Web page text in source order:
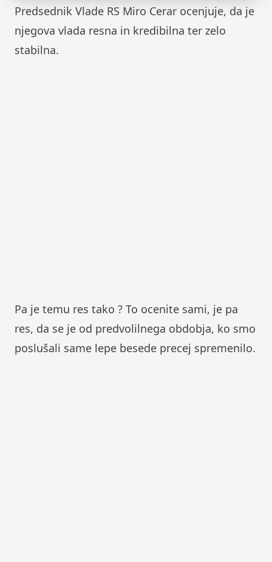
Predsednik Vlade RS Miro Cerar ocenjuje, da je
njegova vlada resna in kredibilna ter zelo
stabilna.
Pa je temu res tako ? To ocenite sami, je pa
res, da se je od predvolilnega obdobja, ko smo
poslušali same lepe besede precej spremenilo.